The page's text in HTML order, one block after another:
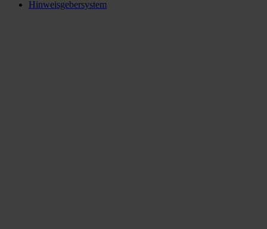
Hinweisgebersystem